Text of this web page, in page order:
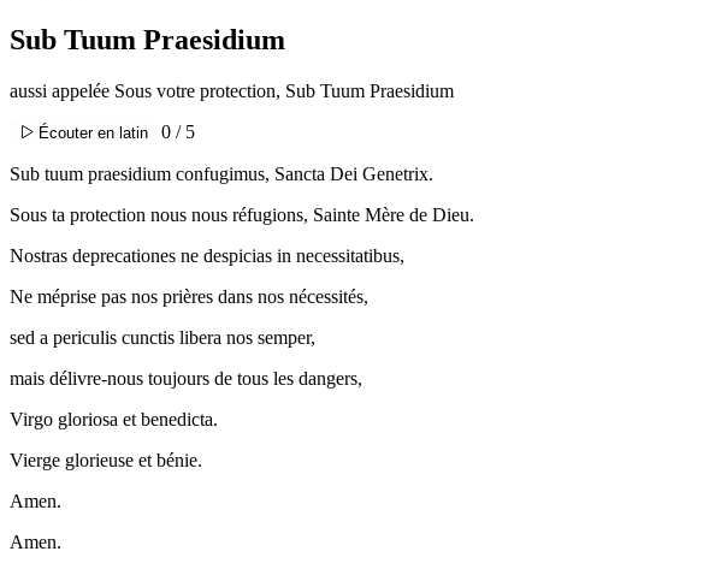
Sub Tuum Praesidium
aussi appelée Sous votre protection, Sub Tuum Praesidium
Écouter en latin 0 / 5
Sub tuum praesidium confugimus, Sancta Dei Genetrix.
Sous ta protection nous nous réfugions, Sainte Mère de Dieu.
Nostras deprecationes ne despicias in necessitatibus,
Ne méprise pas nos prières dans nos nécessités,
sed a periculis cunctis libera nos semper,
mais délivre-nous toujours de tous les dangers,
Virgo gloriosa et benedicta.
Vierge glorieuse et bénie.
Amen.
Amen.